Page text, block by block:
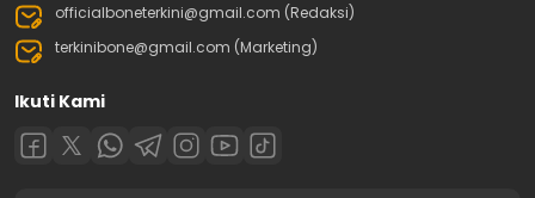
officialboneterkini@gmail.com (Redaksi)
terkinibone@gmail.com (Marketing)
Ikuti Kami